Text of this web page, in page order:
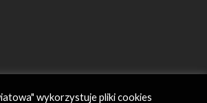
wykorzystuje pliki cookies